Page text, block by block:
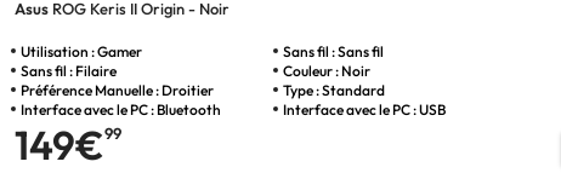
Asus ROG Keris II Origin - Noir
Utilisation : Gamer
Sans fil : Sans fil
Sans fil : Filaire
Couleur : Noir
Préférence Manuelle : Droitier
Type : Standard
Interface avec le PC : Bluetooth
Interface avec le PC : USB
149€99